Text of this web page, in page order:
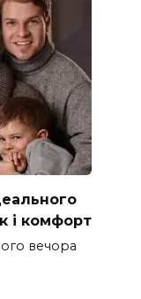
і комфорт
вечора